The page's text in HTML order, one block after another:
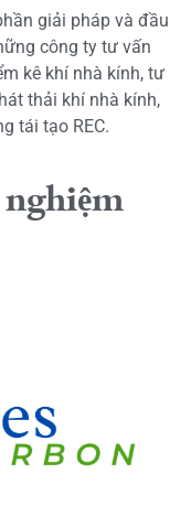
giải pháp và đầu
công ty tư vấn
kê khí nhà kính, tư
thải khí nhà kính,
tái tạo REC.